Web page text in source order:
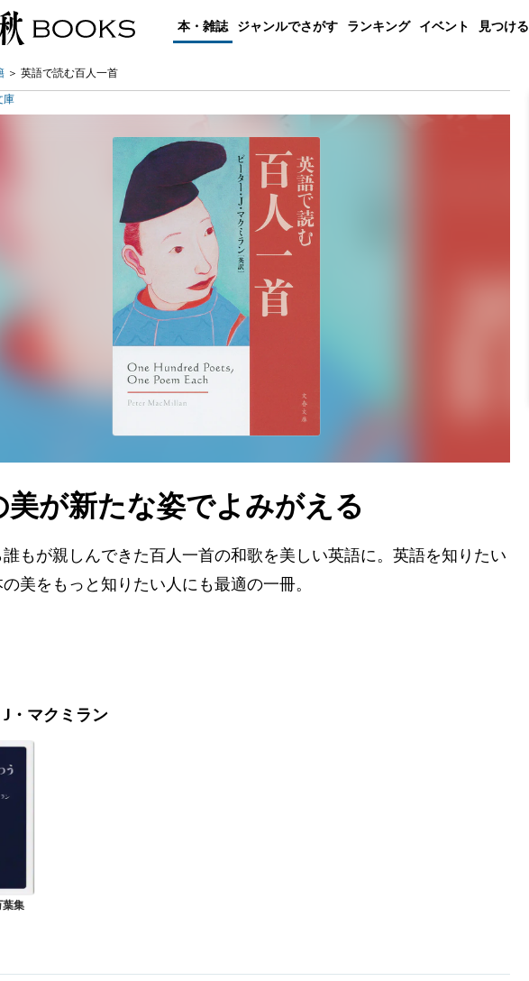
本・雑誌 ジャンルでさがす ランキング イベント 見つける
英語で読む百人一首
庫
美が新たな姿でよみがえる
誰もが親しんできた百人一首の和歌を美しい英語に。英語を知りたい
の美をもっと知りたい人にも最適の一冊。
J・マクミラン
葉集